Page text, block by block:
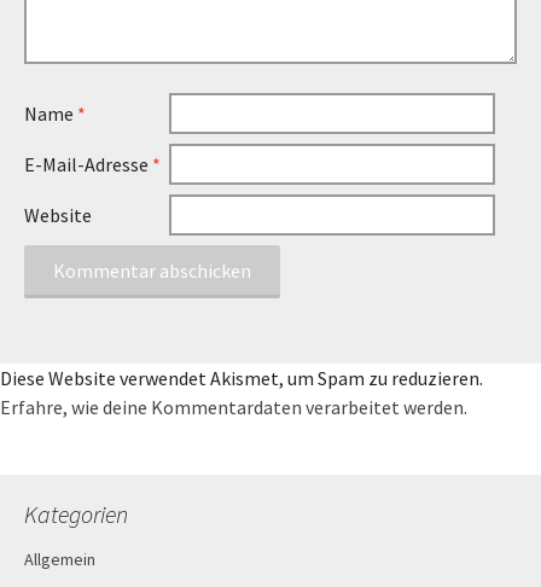
Name *
E-Mail-Adresse *
Website
Diese Website verwendet Akismet, um Spam zu reduzieren.
Erfahre, wie deine Kommentardaten verarbeitet werden.
Kategorien
Allgemein